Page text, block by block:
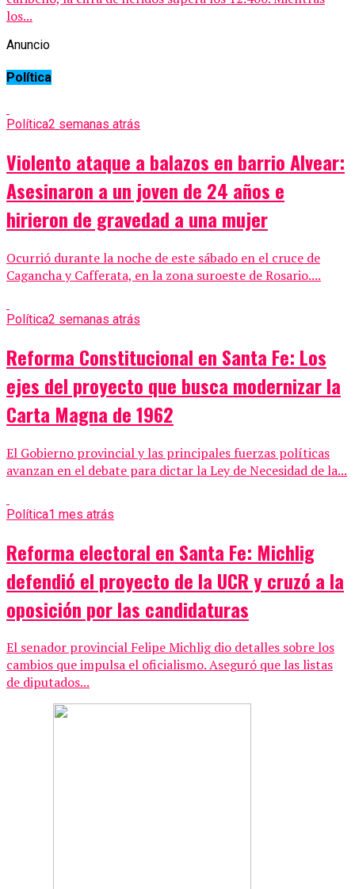
los...
Anuncio
Política
Política2 semanas atrás
Violento ataque a balazos en barrio Alvear:
Asesinaron a un joven de 24 años e
hirieron de gravedad a una mujer
Ocurrió durante la noche de este sábado en el cruce de
Cagancha y Cafferata, en la zona suroeste de Rosario....
Política2 semanas atrás
Reforma Constitucional en Santa Fe: Los
ejes del proyecto que busca modernizar la
Carta Magna de 1962
El Gobierno provincial y las principales fuerzas políticas
avanzan en el debate para dictar la Ley de Necesidad de la...
Política1 mes atrás
Reforma electoral en Santa Fe: Michlig
defendió el proyecto de la UCR y cruzó a la
oposición por las candidaturas
El senador provincial Felipe Michlig dio detalles sobre los
cambios que impulsa el oficialismo. Aseguró que las listas
de diputados...